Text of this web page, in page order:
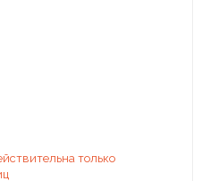
только